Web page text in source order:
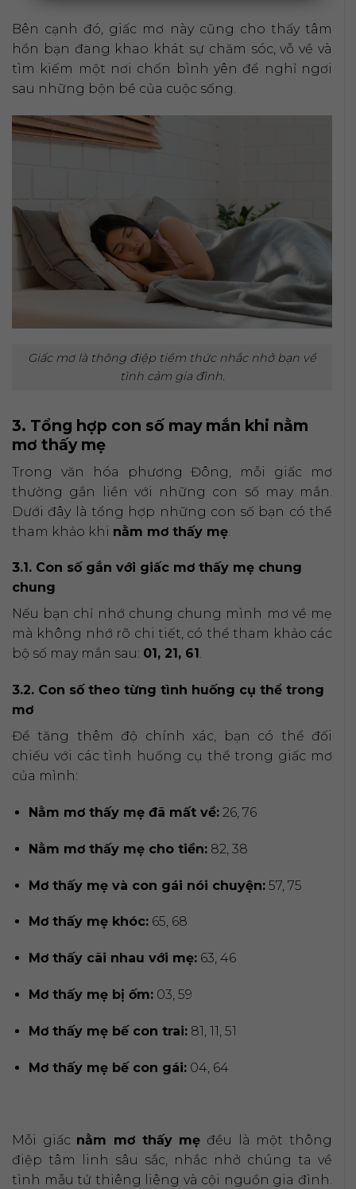
Bên cạnh đó, giấc mơ này cũng cho thấy tâm
hồn bạn đang khao khát sự chăm sóc, vỗ về và
tìm kiếm một nơi chốn bình yên để nghỉ ngơi
sau những bộn bề của cuộc sống.
Giấc mơ là thông điệp tiềm thức nhắc nhở bạn về
tình cảm gia đình.
3. Tổng hợp con số may mắn khi nằm
mơ thấy mẹ
Trong văn hóa phương Đông, mỗi giấc mơ
thường gắn liền với những con số may mắn.
Dưới đây là tổng hợp những con số bạn có thể
tham khảo khi nằm mơ thấy mẹ
3.1. Con số gắn với giấc mơ thấy mẹ chung
chung
Nếu bạn chỉ nhớ chung chung mình mơ về mẹ
mà không nhớ rõ chi tiết, có thể tham khảo các
bộ số may mắn sau: 01, 21, 61 .
3.2. Con số theo từng tình huống cụ thể trong
mơ
Để tăng thêm độ chính xác, bạn có thể đối
chiếu với các tình huống cụ thể trong giấc mơ
của mình:
Nằm mơ thấy mẹ đã mất về:26, 76
Nằm mơ thấy mẹ cho tiền:82, 38
Mơ thấy mẹ và con gái nói chuyện:57, 75
Mơ thấy mẹ khóc:65, 68
Mơ thấy cãi nhau với mẹ:63, 46
Mơ thấy mẹ bị ốm:03, 59
Mơ thấy mẹ bế con trai:81, 11, 51
Mơ thấy mẹ bế con gái:04, 64
Mỗi giấc nằm mơ thấy mẹ đều là một thông
điệp tâm linh sâu sắc, nhắc nhở chúng ta về
tình mẫu tử thiêng liêng và cội nguồn gia đình.